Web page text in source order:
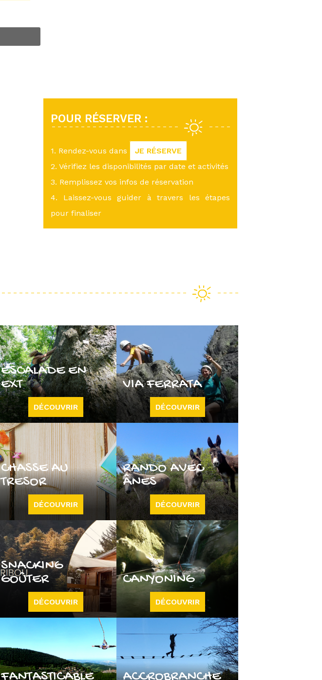
POUR RÉSERVER :
1. Rendez-vous dans
JE RÉSERVE
2. Vérifiez les disponibilités par date et activités
3. Remplissez vos infos de réservation
4. Laissez-vous guider à travers les étapes
pour finaliser
ESCALADE EN
EXT
DÉCOUVRIR
VIA FERRATA
DÉCOUVRIR
CHASSE AU
TRESOR
DÉCOUVRIR
RANDO AVEC
ÂNES
DÉCOUVRIR
SNACKING
GOÛTER
DÉCOUVRIR
CANYONING
DÉCOUVRIR